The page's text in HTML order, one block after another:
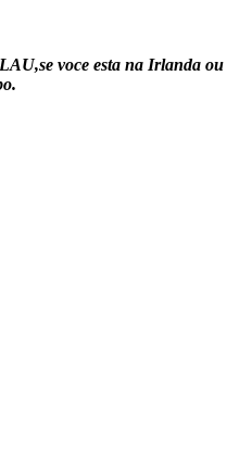
,se voce esta na Irlanda ou